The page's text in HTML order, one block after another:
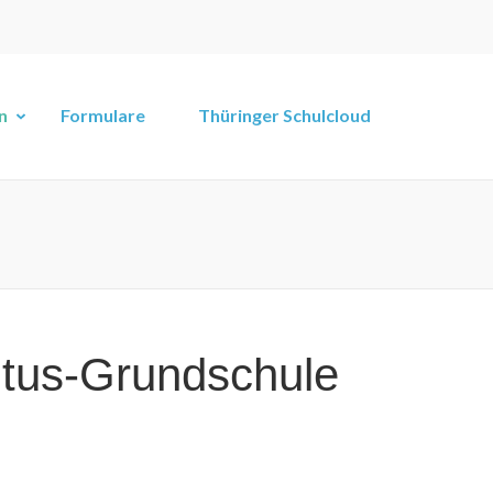
Formulare Thüringer Schulcloud
Grundschule